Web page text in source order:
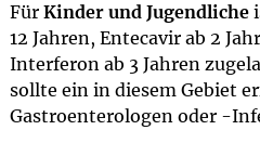
Für Kinder und Jugendliche
12 Jahren, Entecavir ab 2
Interferon ab 3 Jahren
sollte ein in diesem Gebiet
Gastroenterologen oder -